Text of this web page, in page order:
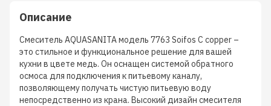
Описание
Смеситель AQUASANITA модель 7763 Soifos С copper –
это стильное и функциональное решение для вашей
кухни в цвете медь. Он оснащен системой обратного
осмоса для подключения к питьевому каналу,
позволяющему получать чистую питьевую воду
непосредственно из крана. Высокий дизайн смесителя